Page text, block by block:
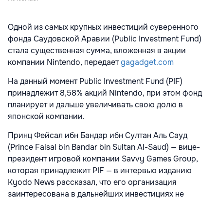
Одной из самых крупных инвестиций суверенного
фонда Саудовской Аравии (Public Investment Fund)
стала существенная сумма, вложенная в акции
компании Nintendo, передаетgagadget.com
На данный момент Public Investment Fund (PIF)
принадлежит 8,58% акций Nintendo, при этом фонд
планирует и дальше увеличивать свою долю в
японской компании.
Принц Фейсал ибн Бандар ибн Султан Аль Сауд
(Prince Faisal bin Bandar bin Sultan Al-Saud) — вице-
президент игровой компании Savvy Games Group,
которая принадлежит PIF — в интервью изданию
Kyodo News рассказал, что его организация
заинтересована в дальнейших инвестициях не